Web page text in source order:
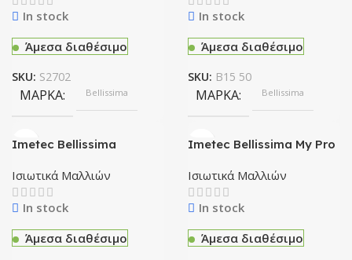
In stock
Άμεσα διαθέσιμο
SKU: S2702
ΜΆΡΚΑ Bellissima
In stock
Άμεσα διαθέσιμο
SKU: B15 50
ΜΆΡΚΑ Bellissima
Imetec Bellissima
μαλλιών
Ισιωτικά Μαλλιών
In stock
Άμεσα διαθέσιμο
Imetec Bellissima My Pro
Μαλλιών
Ισιωτικά Μαλλιών
In stock
Άμεσα διαθέσιμο